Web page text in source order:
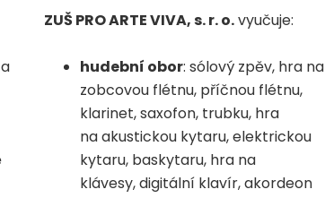
ZUŠ PRO ARTE VIVA, s. r. o.vyučuje:
hudební obor: sólový zpěv, hra na
zobcovou flétnu, příčnou flétnu,
klarinet, saxofon, trubku, hra
na akustickou kytaru, elektrickou
kytaru, baskytaru, hra na
klávesy, digitální klavír, akordeon